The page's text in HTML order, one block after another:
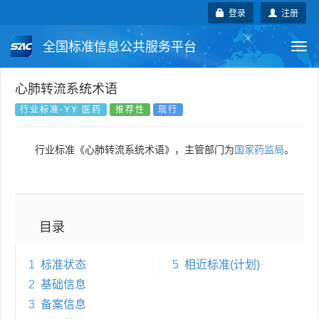
注册
登录
全国标准信息公共服务平台
国家标准
国外标准 技术委员会
心肺转流系统术语
行业标准-YY 医药 推荐性 现行
行业标准《心肺转流系统术语》，主管部门为国家药监局。
目录
1 标准状态
2 基础信息
3 备案信息
5 相近标准(计划)